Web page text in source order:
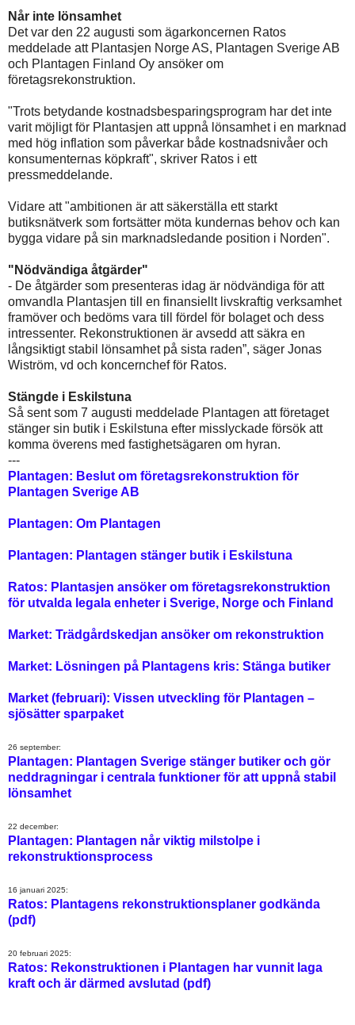
Når inte lönsamhet
Det var den 22 augusti som ägarkoncernen Ratos
meddelade att Plantasjen Norge AS, Plantagen Sverige AB
och Plantagen Finland Oy ansöker om
företagsrekonstruktion.
"Trots betydande kostnadsbesparingsprogram har det inte
varit möjligt för Plantasjen att uppnå lönsamhet i en marknad
med hög inflation som påverkar både kostnadsnivåer och
konsumenternas köpkraft", skriver Ratos i ett
pressmeddelande.
Vidare att "ambitionen är att säkerställa ett starkt
butiksnätverk som fortsätter möta kundernas behov och kan
bygga vidare på sin marknadsledande position i Norden".
"Nödvändiga åtgärder"
- De åtgärder som presenteras idag är nödvändiga för att
omvandla Plantasjen till en finansiellt livskraftig verksamhet
framöver och bedöms vara till fördel för bolaget och dess
intressenter. Rekonstruktionen är avsedd att säkra en
långsiktigt stabil lönsamhet på sista raden”, säger Jonas
Wiström, vd och koncernchef för Ratos.
Stängde i Eskilstuna
Så sent som 7 augusti meddelade Plantagen att företaget
stänger sin butik i Eskilstuna efter misslyckade försök att
komma överens med fastighetsägaren om hyran.
---
Plantagen: Beslut om företagsrekonstruktion för
Plantagen Sverige AB
Plantagen: Om Plantagen
Plantagen: Plantagen stänger butik i Eskilstuna
Ratos: Plantasjen ansöker om företagsrekonstruktion
för utvalda legala enheter i Sverige, Norge och Finland
Market: Trädgårdskedjan ansöker om rekonstruktion
Market: Lösningen på Plantagens kris: Stänga butiker
Market (februari): Vissen utveckling för Plantagen –
sjösätter sparpaket
26 september:
Plantagen: Plantagen Sverige stänger butiker och gör
neddragningar i centrala funktioner för att uppnå stabil
lönsamhet
22 december:
Plantagen: Plantagen når viktig milstolpe i
rekonstruktionsprocess
16 januari 2025:
Ratos: Plantagens rekonstruktionsplaner godkända
(pdf)
20 februari 2025:
Ratos: Rekonstruktionen i Plantagen har vunnit laga
kraft och är därmed avslutad (pdf)